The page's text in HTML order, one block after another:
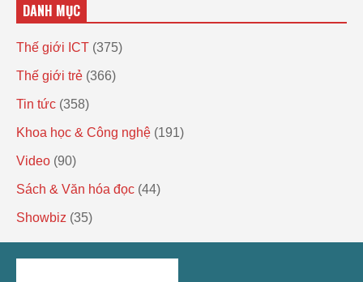
DANH MỤC
Thế giới ICT (375)
Thế giới trẻ (366)
Tin tức (358)
Khoa học & Công nghệ (191)
Video (90)
Sách & Văn hóa đọc (44)
Showbiz (35)